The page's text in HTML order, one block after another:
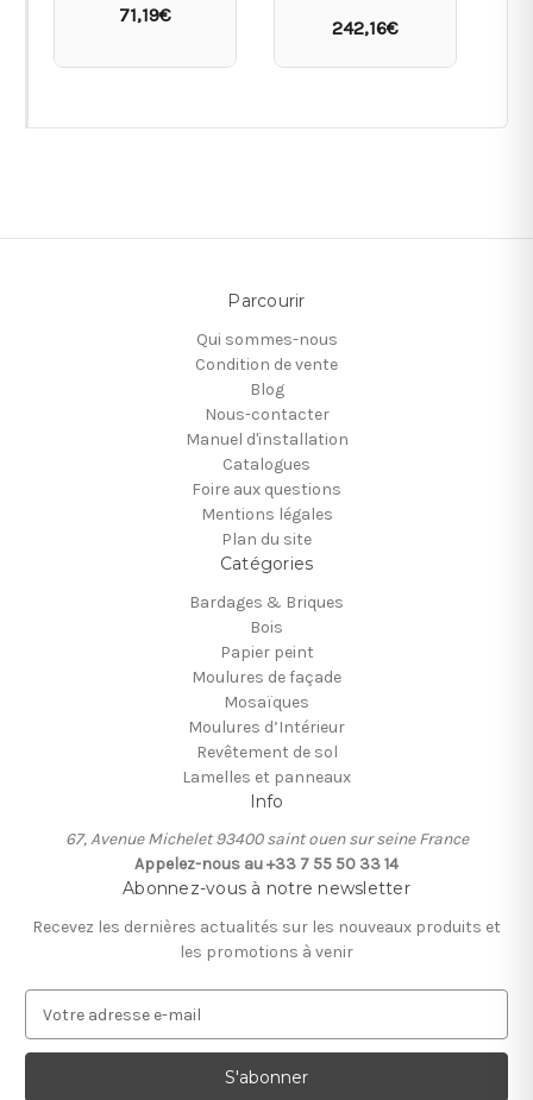
71,19€
242,16€
Parcourir
Qui sommes-nous
Condition de vente
Blog
Nous-contacter
Manuel d'installation
Catalogues
Foire aux questions
Mentions légales
Plan du site
Catégories
Bardages & Briques
Bois
Papier peint
Moulures de façade
Mosaïques
Moulures d’Intérieur
Revêtement de sol
Lamelles et panneaux
Info
67, Avenue Michelet 93400 saint ouen sur seine France
Appelez-nous au +33 7 55 50 33 14
Abonnez-vous à notre newsletter
Recevez les dernières actualités sur les nouveaux produits et
les promotions à venir
r